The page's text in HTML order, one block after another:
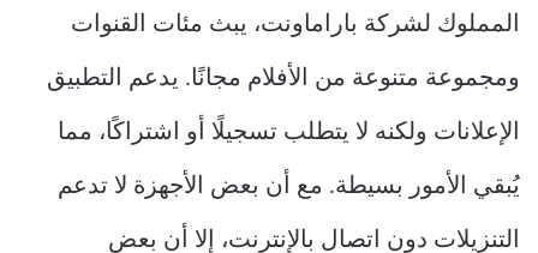
المملوك لشركة باراماونت، يبث مئات القنوات
ومجموعة متنوعة من الأفلام مجانًا. يدعم التطبيق
الإعلانات ولكنه لا يتطلب تسجيلًا أو اشتراكًا، مما
يُبقي الأمور بسيطة. مع أن بعض الأجهزة لا تدعم
التنزيلات دون اتصال بالإنترنت، إلا أن بعض